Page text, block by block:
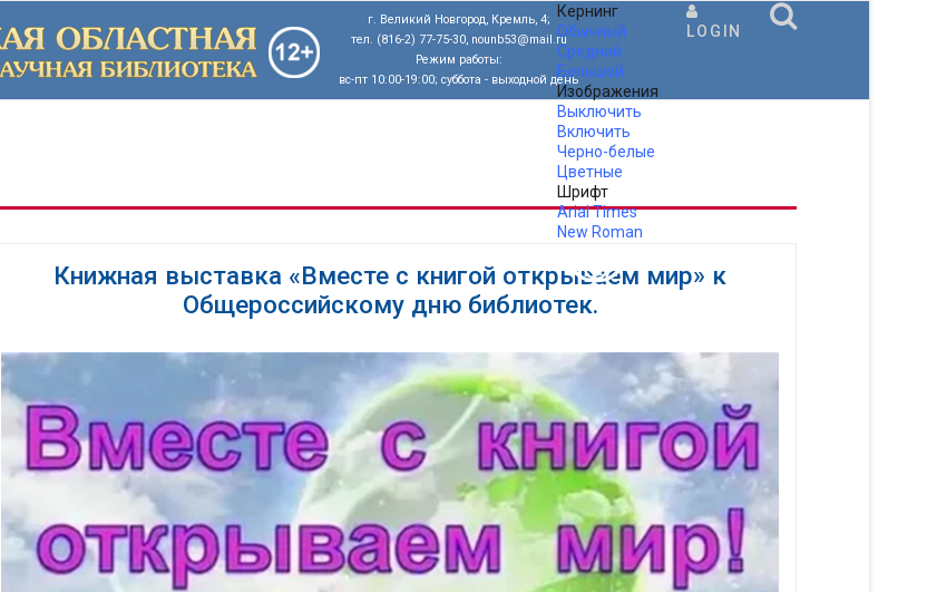
г. Великий Новгород, Кремль, 4;
тел. (816-2) 77-75-30, nounb53@mail.ru
Режим работы:
вс-пт 10:00-19:00; суббота - выходной день
Кернинг
Обычный
Средний
Большой
Изображения
Выключить
Включить
Черно-белые
Цветные
Шрифт
ArialTimes
New Roman
LOGIN
Книжная выставка «Вместе с книгой открываем мир» к
Общероссийскому дню библиотек.